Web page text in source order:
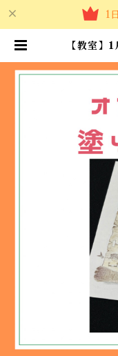
1
【教室】